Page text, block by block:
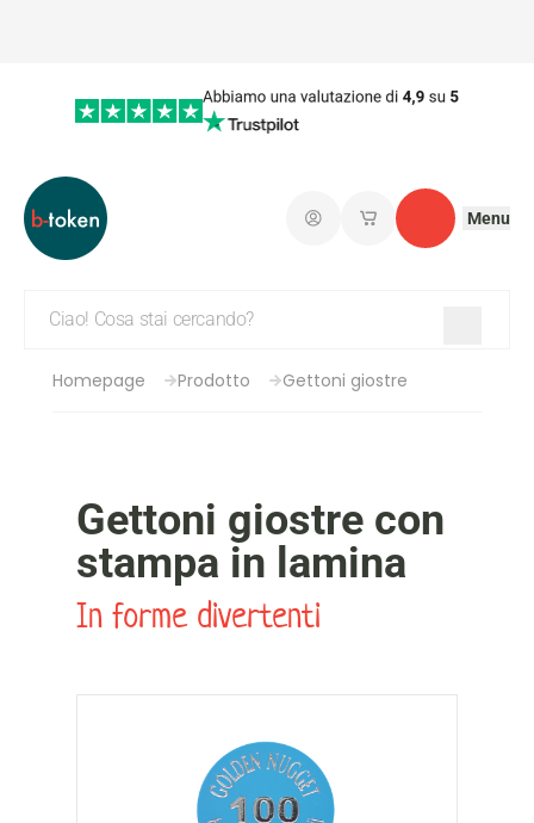
ConnettiI miei carrelli salvati
Contatto
Menu
Homepage Prodotto Gettoni giostre
Gettoni giostre con
stampa in lamina
In forme divertenti